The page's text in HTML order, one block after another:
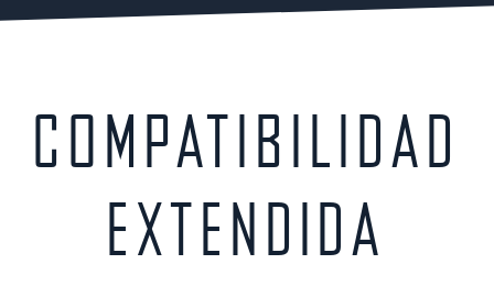
COMPATIBILIDAD
EXTENDIDA